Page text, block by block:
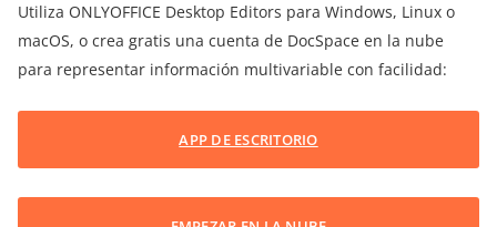
Utiliza ONLYOFFICE Desktop Editors para Windows, Linux o
macOS, o crea gratis una cuenta de DocSpace en la nube
para representar información multivariable con facilidad:
APP DE ESCRITORIO